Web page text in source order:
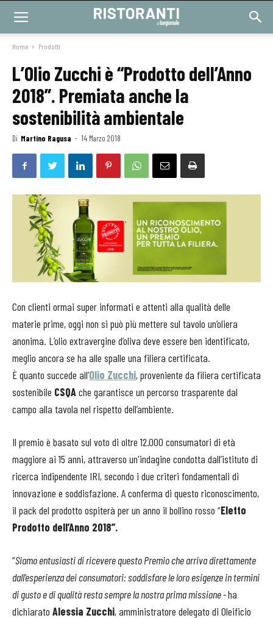
Home Prodotti
L’Olio Zucchi è “Prodotto dell’Anno
2018”. Premiata anche la
sostenibilità ambientale
Di Martino Ragusa - 14 Marzo 2018
Con clienti ormai super informati e attenti alla qualità delle
materie prime, oggi non si può più mettere sul tavolo un’oliera
anonima. L’olio extravergine d’oliva deve essere ben identificato,
meglio ancora se ha alle spalle una filiera certificata.
È quanto succede all’Olio Zucchi, proveniente da filiera certificata
sostenibile CSQAche garantisce un percorso trasparente dal
campo alla tavola nel rispetto dell’ambiente.
Il premio è basato sul voto di oltre 12.000 consumatori di età
maggiore ai 15 anni, attraverso un'indagine condotta dall’istituto di
ricerca indipendente IRI, secondo i due criteri fondamentali di
innovazione e soddisfazione. A conferma di questo riconoscimento,
il pack del prodotto ospiterà per un anno il bollino rosso “Eletto
Prodotto dell’Anno 2018”.
“Siamo entusiasti di ricevere questo Premio che arriva direttamente
dall’esperienza dei consumatori: soddisfare le loro esigenze in termini
di gusto e di qualità resta sempre la nostra prima missione -ha
dichiarato Alessia Zucchi, amministratore delegato di Oleificio